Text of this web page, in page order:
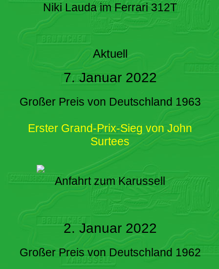
Niki Lauda im Ferrari 312T
Aktuell
7. Januar 2022
Großer Preis von Deutschland 1963
Erster Grand-Prix-Sieg von John
Surtees
Anfahrt zum Karussell
2. Januar 2022
Großer Preis von Deutschland 1962